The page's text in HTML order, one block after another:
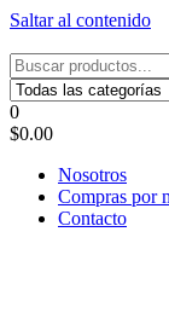
Saltar al contenido
Tel: 22087679 –
0
$0.00
Nosotros
Compras por
Contacto